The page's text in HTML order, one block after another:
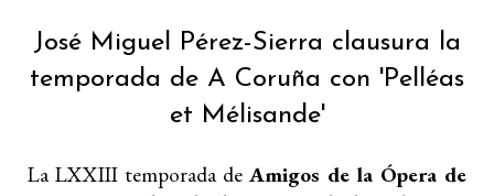
José Miguel Pérez-Sierra clausura la
temporada de A Coruña con 'Pelléas
et Mélisande'
La LXXIII temporada de Amigos de la Ópera de